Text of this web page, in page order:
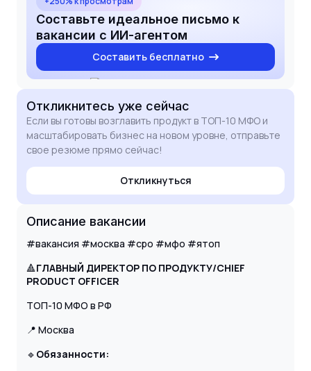
в условиях высокого темпа.
Составьте идеальное письмо к
вакансии с ИИ-агентом
Составить бесплатно
Откликнитесь уже сейчас
Если вы готовы возглавить продукт в ТОП-10 МФО и
масштабировать бизнес на новом уровне, отправьте
свое резюме прямо сейчас!
Откликнуться
Описание вакансии
#вакансия #москва #cpo #мфо #ятоп
🔺ГЛАВНЫЙ ДИРЕКТОР ПО ПРОДУКТУ/CHIEF
PRODUCT OFFICER
ТОП-10 МФО в РФ
📍 Москва
🔹 Обязанности: